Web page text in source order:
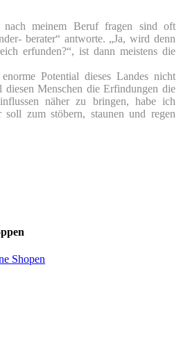
meinem Beruf fragen sind oft
berater“ antworte. „Ja, wird denn
erfunden?“, ist dann meistens die
Potential dieses Landes nicht
Menschen die Erfindungen die
näher zu bringen, habe ich
zum stöbern, staunen und regen